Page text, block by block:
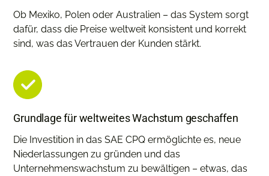
Ob Mexiko, Polen oder Australien – das System sorgt
dafür, dass die Preise weltweit konsistent und korrekt
sind, was das Vertrauen der Kunden stärkt.
Grundlage für weltweites Wachstum geschaffen
Die Investition in das SAE CPQ ermöglichte es, neue
Niederlassungen zu gründen und das
Unternehmenswachstum zu bewältigen – etwas, das